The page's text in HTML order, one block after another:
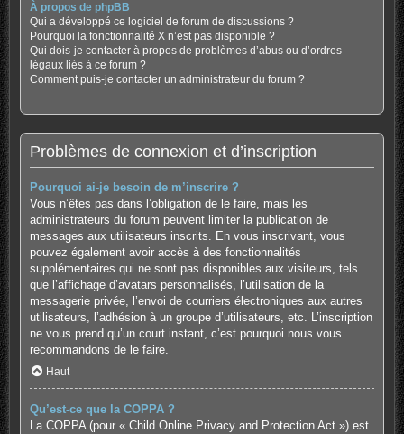
À propos de phpBB
Qui a développé ce logiciel de forum de discussions ?
Pourquoi la fonctionnalité X n’est pas disponible ?
Qui dois-je contacter à propos de problèmes d’abus ou d’ordres
légaux liés à ce forum ?
Comment puis-je contacter un administrateur du forum ?
Problèmes de connexion et d’inscription
Pourquoi ai-je besoin de m’inscrire ?
Vous n’êtes pas dans l’obligation de le faire, mais les
administrateurs du forum peuvent limiter la publication de
messages aux utilisateurs inscrits. En vous inscrivant, vous
pouvez également avoir accès à des fonctionnalités
supplémentaires qui ne sont pas disponibles aux visiteurs, tels
que l’affichage d’avatars personnalisés, l’utilisation de la
messagerie privée, l’envoi de courriers électroniques aux autres
utilisateurs, l’adhésion à un groupe d’utilisateurs, etc. L’inscription
ne vous prend qu’un court instant, c’est pourquoi nous vous
recommandons de le faire.
Haut
Qu’est-ce que la COPPA ?
La COPPA (pour « Child Online Privacy and Protection Act ») est